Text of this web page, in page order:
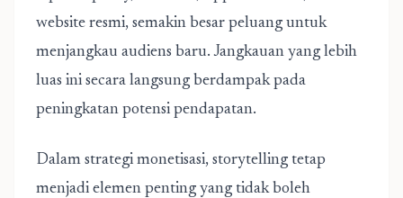
website resmi, semakin besar peluang untuk
menjangkau audiens baru. Jangkauan yang lebih
luas ini secara langsung berdampak pada
peningkatan potensi pendapatan.
Dalam strategi monetisasi, storytelling tetap
menjadi elemen penting yang tidak boleh